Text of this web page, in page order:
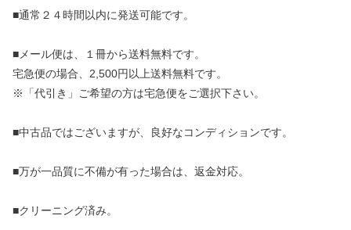
■通常２４時間以内に発送可能です。
■メール便は、１冊から送料無料です。
宅急便の場合、2,500円以上送料無料です。
※「代引き」ご希望の方は宅急便をご選択下さい。
■中古品ではございますが、良好なコンディションです。
■万が一品質に不備が有った場合は、返金対応。
■クリーニング済み。